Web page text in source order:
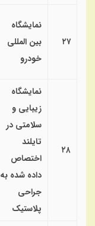
۲۷
نمایشگاه
بین المللی
خودرو
۲۸
نمایشگاه
زیبایی و
سلامتی در
تایلند
اختصاص
داده شده به
جراحی
پلاستیک